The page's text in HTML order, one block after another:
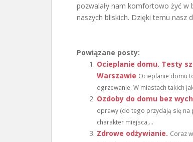
pozwalały nam komfortowo żyć w
naszych bliskich. Dzięki temu nasz
Powiązane posty:
Ocieplanie domu. Testy
Warszawie Ocieplanie domu
ogrzewanie. W miastach takich
Ozdoby do domu bez
oprawy (do tego przydają się na
charakter miejsca,...
Zdrowe odżywianie. Coraz